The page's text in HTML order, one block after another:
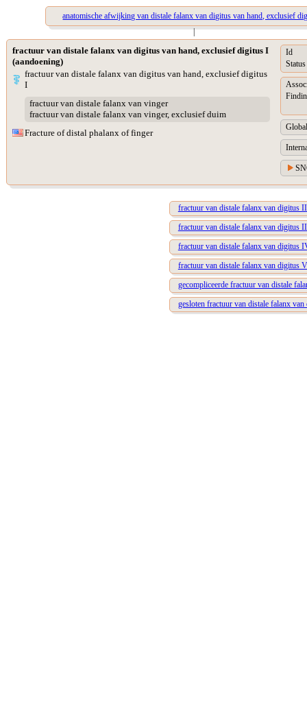
anatomische afwijking van distale falanx van digitus van hand, exclusief
|
fractuur van distale falanx van digitus van hand, exclusief digitus I
(aandoening)
fractuur van distale falanx van digitus van hand, exclusief digitus
I
fractuur van distale falanx van vinger
fractuur van distale falanx van vinger, exclusief duim
Fracture of distal phalanx of finger
Id
Status
fractuur van distale falanx van digitus
fractuur van distale falanx van digitus
fractuur van distale falanx van digitus
fractuur van distale falanx van digitus
gecompliceerde fractuur van distale
gesloten fractuur van distale falanx